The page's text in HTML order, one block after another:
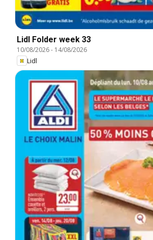
Lidl Folder week 33
10/08/2026- 14/08/2026
Lidl